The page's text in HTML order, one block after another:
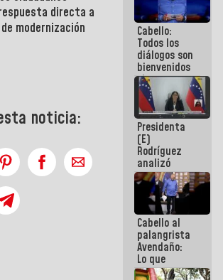
directa a
modernización
noticia:
acuerdan
primer
encuentro
presencial
para el
diálogo
Cabello:
Todos los
diálogos son
bienvenidos
siempre que
estén en el
marco de la
Constitución
de la
República
Presidenta
(E)
Rodríguez
analizó
junto a
gobernadores
planes de
recuperación
del Sistema
Eléctrico
Nacional
Cabello al
palangrista
Avendaño:
Lo que
vayas a